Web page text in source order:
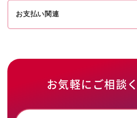
お支払い関連
お気軽にご相談